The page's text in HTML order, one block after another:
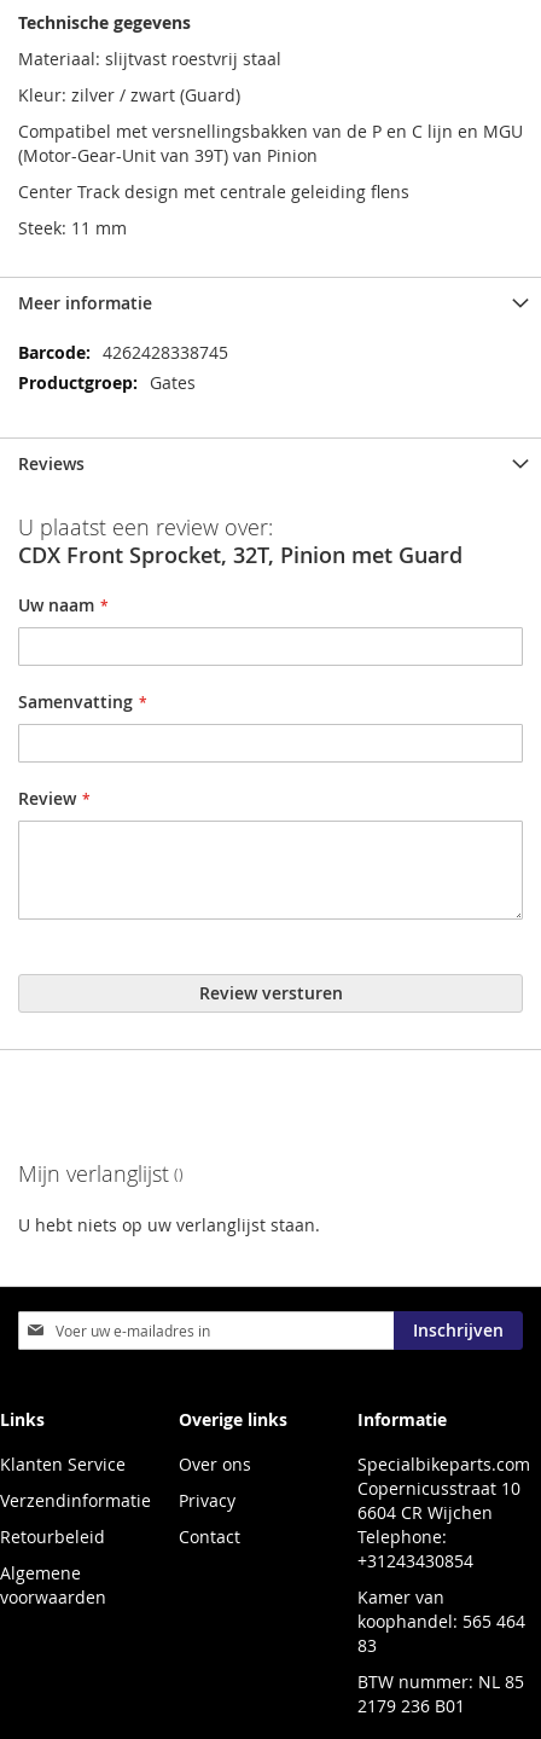
Technische gegevens
Materiaal: slijtvast roestvrij staal
Kleur: zilver / zwart (Guard)
Compatibel met versnellingsbakken van de P en C lijn en MGU
(Motor-Gear-Unit van 39T) van Pinion
Center Track design met centrale geleiding flens
Steek: 11 mm
Meer informatie
Meer
informatie
4262428338745
Gates
Reviews
U plaatst een review over:
CDX Front Sprocket, 32T, Pinion met Guard
Uw naam
Samenvatting
Review
Review versturen
Mijn verlanglijst
U hebt niets op uw verlanglijst staan.
Abonneer
u
nieuwsbrief
Inschrijven
Links
Klanten Service
Verzendinformatie
Retourbeleid
Algemene
voorwaarden
Overige links
Over ons
Privacy
Contact
Informatie
Specialbikeparts.com
Copernicusstraat 10
6604 CR Wijchen
Telephone:
+31243430854
Kamer van
koophandel: 565 464
83
BTW nummer: NL 85
2179 236 B01